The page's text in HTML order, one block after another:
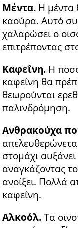
Μέντα. Η μέντα
καούρα. Αυτό
χαλαρώσει ο
επιτρέποντας
Καφεΐνη. Η
καφεΐνη θα
θεωρούνται
παλινδρόμηση.
Ανθρακούχα
στομάχι
αναγκάζοντας
ανοίξει. Πολλά
καφεΐνη.
Αλκοόλ.Τα